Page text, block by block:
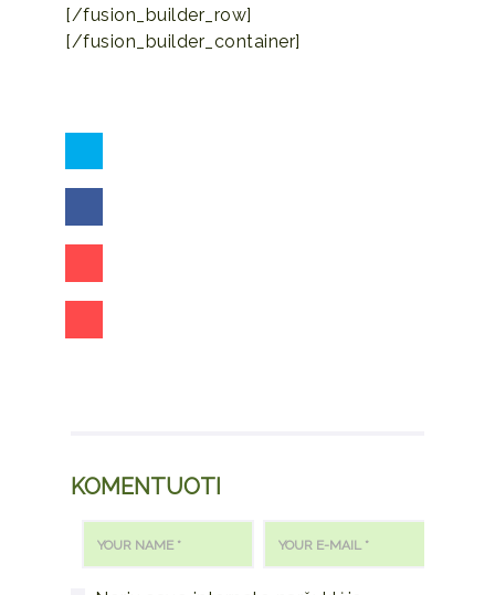
[/fusion_builder_row]
[/fusion_builder_container]
KOMENTUOTI